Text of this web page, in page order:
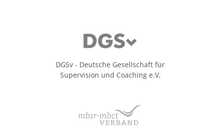
DGSv - Deutsche Gesellschaft für
Supervision und Coaching e.V.